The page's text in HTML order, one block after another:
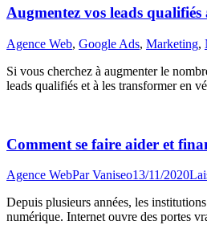
Augmentez vos leads
Agence Web, Google Ads, Marketing,
Si vous cherchez à augmenter le
leads qualifiés et à les transformer en
Comment se faire aider et
Agence WebParVaniseo13/11/2020
Depuis plusieurs années, les
numérique. Internet ouvre des portes